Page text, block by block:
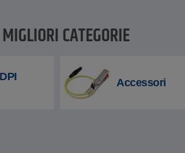
MIGLIORI CATEGORIE
Accessori